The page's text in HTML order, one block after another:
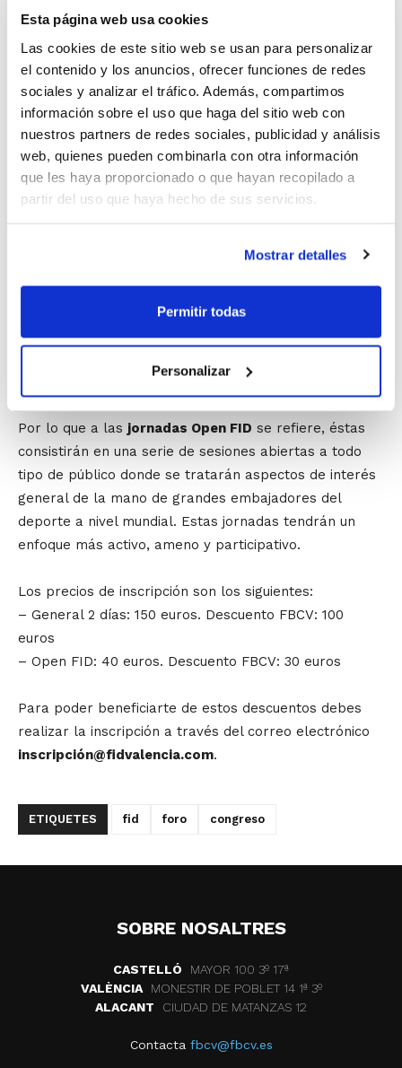
Esta página web usa cookies
Las cookies de este sitio web se usan para personalizar
el contenido y los anuncios, ofrecer funciones de redes
sociales y analizar el tráfico. Además, compartimos
información sobre el uso que haga del sitio web con
nuestros partners de redes sociales, publicidad y análisis
web, quienes pueden combinarla con otra información
que les haya proporcionado o que hayan recopilado a
partir del uso que haya hecho de sus servicios.
Mostrar detalles
Permitir todas
Personalizar
dos tipos de jornadas: Sport & Business y Open FID.
Las jornadas Sport & Business irán dirigidas
principalmente a profesionales que realizan su
actividad laboral en el ámbito del marketing y la
comunicación deportiva, promotores de eventos
deportivos y responsables de clubes deportivos, entre
otros. Expertos que hablarán de su experiencia sobre
estrategias para afrontar la coyuntura económica
cómo buscar apoyo (público y privado), departirán
sobre planes de marketing y comunicación, etc. Todo
ello en un formato dinámico y abierto que fomentará y
facilitará la interrelación entre todos los participantes;
Por lo que a las jornadas Open FID se refiere, éstas
consistirán en una serie de sesiones abiertas a todo
tipo de público donde se tratarán aspectos de interés
general de la mano de grandes embajadores del
deporte a nivel mundial. Estas jornadas tendrán un
enfoque más activo, ameno y participativo.
Los precios de inscripción son los siguientes:
– General 2 días: 150 euros. Descuento FBCV: 100
euros
– Open FID: 40 euros. Descuento FBCV: 30 euros
Para poder beneficiarte de estos descuentos debes
realizar la inscripción a través del correo electrónico
inscripción@fidvalencia.com.
ETIQUETES fid foro congreso
SOBRE NOSALTRES
CASTELLÓ
MAYOR 100 3º 17ª
VALÈNCIA
MONESTIR DE POBLET 14 1ª 3º
ALACANT
CIUDAD DE MATANZAS 12
Contacta fbcv@fbcv.es